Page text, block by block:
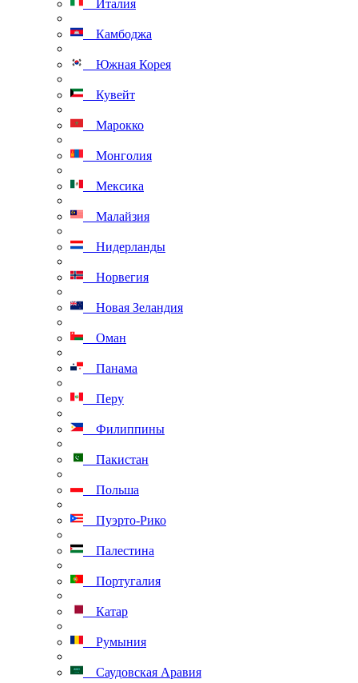
Италия
Камбоджа
Южная Корея
Кувейт
Марокко
Монголия
Мексика
Малайзия
Нидерланды
Норвегия
Новая Зеландия
Оман
Панама
Перу
Филиппины
Пакистан
Польша
Пуэрто-Рико
Палестина
Португалия
Катар
Румыния
Саудовская Аравия